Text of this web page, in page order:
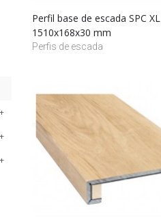
Perfil base de escada SPC XL
1510x168x30 mm
Perfis de escada